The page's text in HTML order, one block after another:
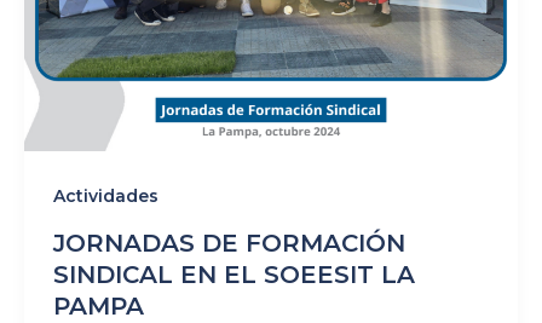
Actividades
JORNADAS DE FORMACIÓN
SINDICAL EN EL SOEESIT LA
PAMPA